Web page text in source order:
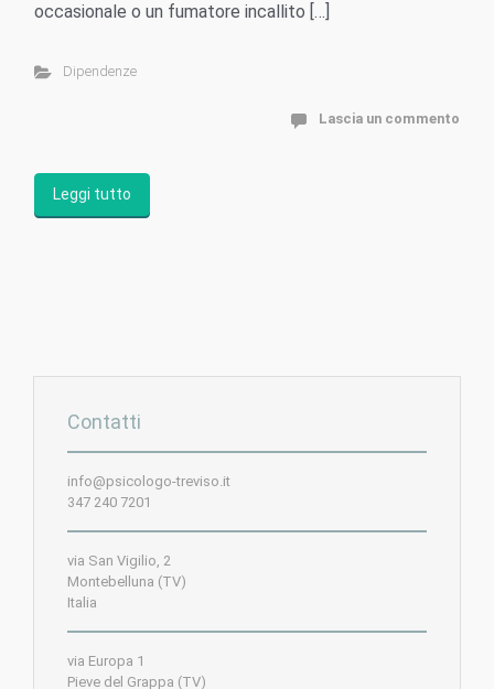
occasionale o un fumatore incallito […]
Dipendenze
Lascia un commento
Leggi tutto
Contatti
info@psicologo-treviso.it
347 240 7201
via San Vigilio, 2
Montebelluna (TV)
Italia
via Europa 1
Pieve del Grappa (TV)